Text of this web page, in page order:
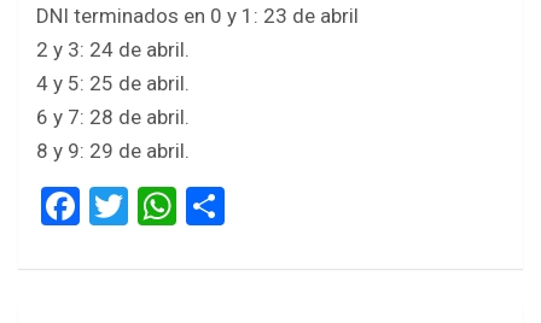
DNI terminados en 0 y 1: 23 de abril
2 y 3: 24 de abril.
4 y 5: 25 de abril.
6 y 7: 28 de abril.
8 y 9: 29 de abril.
F
ce
T
tt
W
at ar